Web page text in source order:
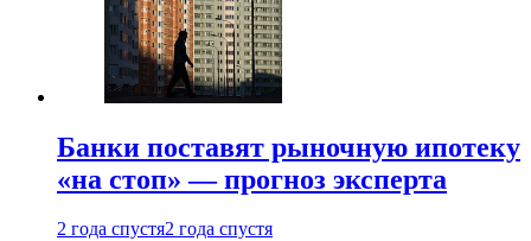
Банки поставят рыночную ипотеку
«на стоп» — прогноз эксперта
2 года спустя2 года спустя